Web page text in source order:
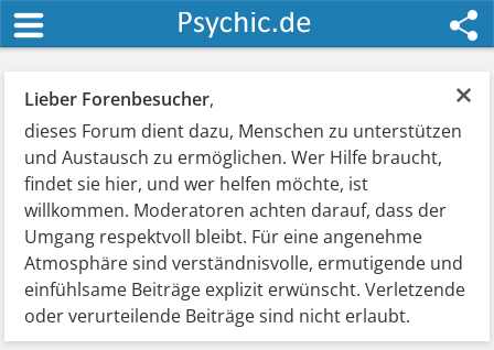
×
Lieber Forenbesucher,
dieses Forum dient dazu, Menschen zu unterstützen
und Austausch zu ermöglichen. Wer Hilfe braucht,
findet sie hier, und wer helfen möchte, ist
willkommen. Moderatoren achten darauf, dass der
Umgang respektvoll bleibt. Für eine angenehme
Atmosphäre sind verständnisvolle, ermutigende und
einfühlsame Beiträge explizit erwünscht. Verletzende
oder verurteilende Beiträge sind nicht erlaubt.